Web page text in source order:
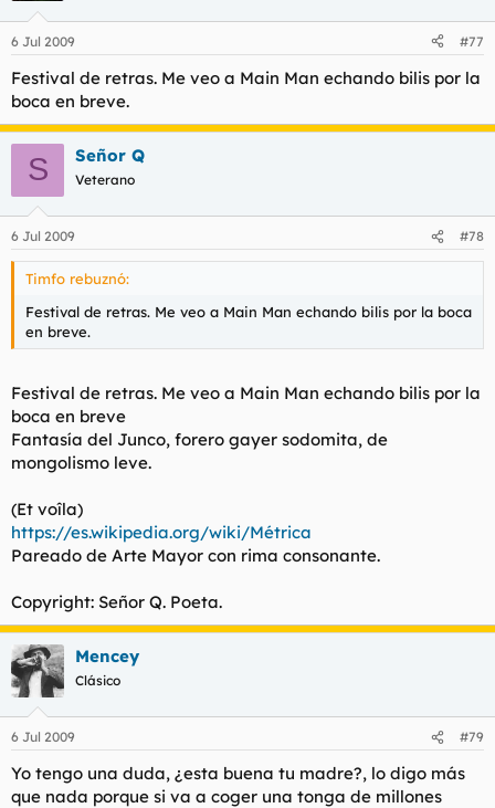
6 Jul 2009 #77
Festival de retras. Me veo a Main Man echando bilis por la
boca en breve.
S Señor Q
Veterano
6 Jul 2009 #78
Timfo rebuznó:
Festival de retras. Me veo a Main Man echando bilis por la boca
en breve.
Festival de retras. Me veo a Main Man echando bilis por la
boca en breve
Fantasía del Junco, forero gayer sodomita, de
mongolismo leve.
(Et voîla)
https://es.wikipedia.org/wiki/Métrica
Pareado de Arte Mayor con rima consonante.
Copyright: Señor Q. Poeta.
Mencey
Clásico
6 Jul 2009 #79
Yo tengo una duda, ¿esta buena tu madre?, lo digo más
que nada porque si va a coger una tonga de millones